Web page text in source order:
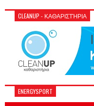
CLEANUP - ΚΑΘΑΡΙΣΤΉΡΙΑ
ENERGYSPORT